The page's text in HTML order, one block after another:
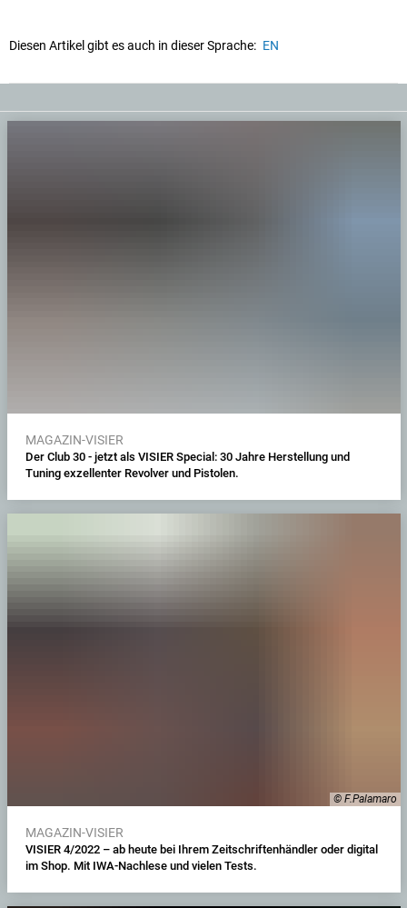
Diesen Artikel gibt es auch in dieser Sprache: EN
MAGAZIN-VISIER
Der Club 30 - jetzt als VISIER Special: 30 Jahre Herstellung und
Tuning exzellenter Revolver und Pistolen.
© F.Palamaro
MAGAZIN-VISIER
VISIER 4/2022 – ab heute bei Ihrem Zeitschriftenhändler oder digital
im Shop. Mit IWA-Nachlese und vielen Tests.